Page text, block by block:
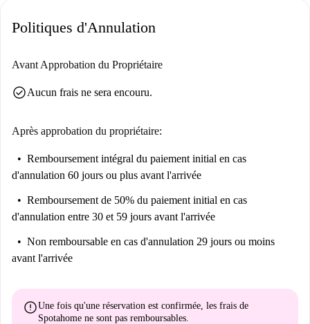
L'Université Libre de Bruxelles est à quelques pas et le joli Bois de la
Type de bien: appartement
Ascenseur: non
Occupation maximale: 1
Politiques d'Annulation
Avant Approbation du Propriétaire
check_circleAucun frais ne sera encouru.
Après approbation du propriétaire:
Remboursement intégral du paiement initial en cas
d'annulation 60 jours ou plus avant l'arrivée
Remboursement de 50% du paiement initial en cas
d'annulation entre 30 et 59 jours avant l'arrivée
Non remboursable en cas d'annulation 29 jours ou moins
avant l'arrivée
errorUne fois qu'une réservation est confirmée, les frais de
Spotahome ne sont pas remboursables.